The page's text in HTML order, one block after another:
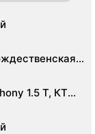
1.5 Т, КТ
Philips